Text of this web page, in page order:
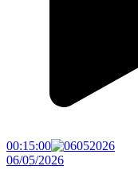
00:15:00
06/05/2026